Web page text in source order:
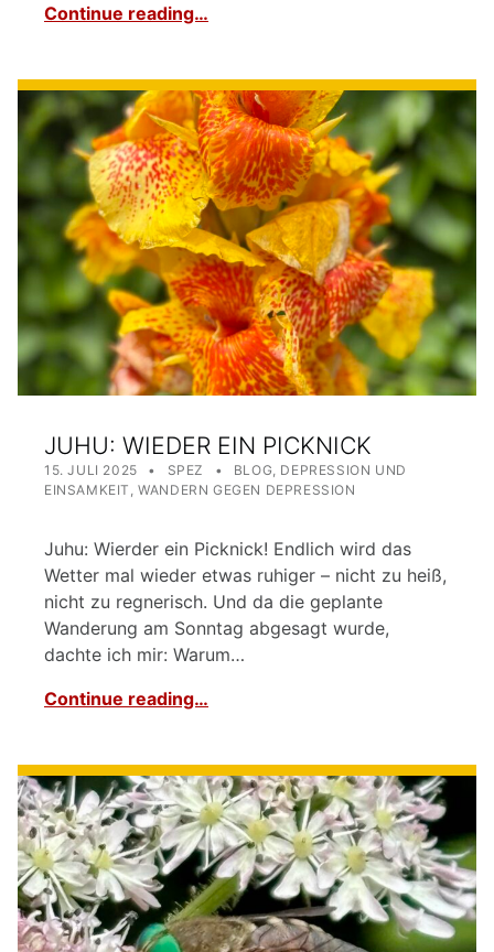
Continue reading…
JUHU: WIEDER EIN PICKNICK
POSTED ON:
15. JULI 2025
WRITTEN BY:
SPEZ CATEGORIZED IN:
BLOG, DEPRESSION UND
EINSAMKEIT ,WANDERN GEGEN DEPRESSION
Juhu: Wierder ein Picknick! Endlich wird das
Wetter mal wieder etwas ruhiger – nicht zu heiß,
nicht zu regnerisch. Und da die geplante
Wanderung am Sonntag abgesagt wurde,
dachte ich mir: Warum…
Continue reading…